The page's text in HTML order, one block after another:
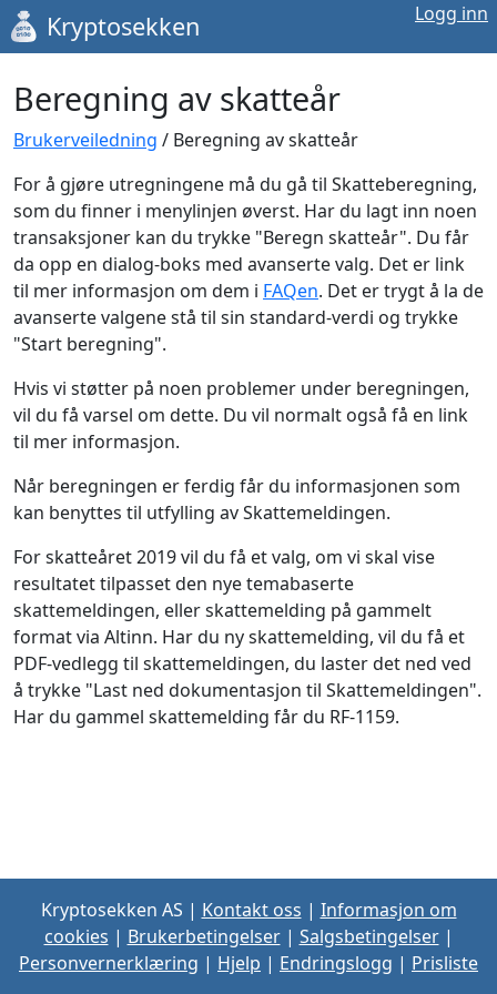
Kryptosekken Logg inn
Beregning av skatteår
Brukerveiledning / Beregning av skatteår
For å gjøre utregningene må du gå til Skatteberegning,
som du finner i menylinjen øverst. Har du lagt inn noen
transaksjoner kan du trykke "Beregn skatteår". Du får
da opp en dialog-boks med avanserte valg. Det er link
til mer informasjon om dem i FAQen. Det er trygt å la de
avanserte valgene stå til sin standard-verdi og trykke
"Start beregning".
Hvis vi støtter på noen problemer under beregningen,
vil du få varsel om dette. Du vil normalt også få en link
til mer informasjon.
Når beregningen er ferdig får du informasjonen som
kan benyttes til utfylling av Skattemeldingen.
For skatteåret 2019 vil du få et valg, om vi skal vise
resultatet tilpasset den nye temabaserte
skattemeldingen, eller skattemelding på gammelt
format via Altinn. Har du ny skattemelding, vil du få et
PDF-vedlegg til skattemeldingen, du laster det ned ved
å trykke "Last ned dokumentasjon til Skattemeldingen".
Har du gammel skattemelding får du RF-1159.
Kryptosekken AS | Kontakt oss | Informasjon om
cookies | Brukerbetingelser| Salgsbetingelser|
Personvernerklæring | Hjelp | Endringslogg | Prisliste